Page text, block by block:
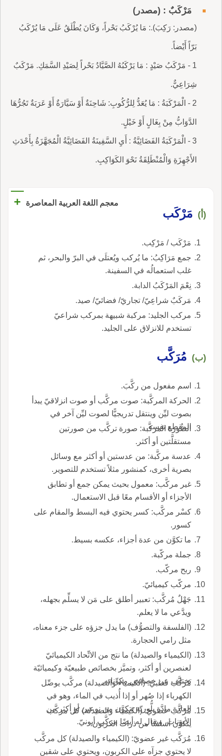
مَرْكَبٌ : (مصدر)
(مصدر: رَكِبَ).: مَا يُرْكَبُ بَحْراً، وَكَانَ يُطْلَقُ عَلَى مَا يُرْكَبُ
بَرّاً أَيْضاً.
1 - مَرْكَبُ صَيْدٍ : مَا يَرْكَبُهُ الصَّيَّادُ بَحْراً لِصَيْدِ السَّمَكِ. مَرْكَبٌ
شِرَاعِيٌّ.
2 - الْمَرْكَبَةُ : مَا يُعَدُّ لِلرُّكُوبِ: شَاحِنَةٌ أَوْ سَيَّارَةٌ أَوْ عَرَبَةٌ تَجُرُّهَا
الدَّوَابُّ مِنْ بِغَالٍ أَوْ خَيْلٍ.
3 - الْمَرْكَبَةُ الفَضَائِيَّةُ : أَيِ السَّفِينَةُ الفَضَائِيَّةُ الْمُجَهَّزَةُ بِأَحْدَثِ
الأَجْهِزَةِ وَالْمُنْطَلِقَةُ نَحْوَ الكَوَاكِبِ.
معجم اللغة العربية المعاصرة +
(أ) مَرْكَب
مَرْكَب / مَرْكِب.
جمع مَرَاكِبُ: ما يُركب ويُعتلَى في البرّ والبحر، ثم
غلب استعمالُه في السفينة.
نِعْمَ المَرْكَبُ الدابة.
مَركَبٌ شراعِيّ/ تجاريّ/ فضائيّ/ صيد.
مركب الجليد: مركبة شبيهة بمركب شراعيّ
تستخدم للانزلاق على الجليد.
(ب) مُرَكَّب
اسم مفعول من ركَّبَ.
الحركة المركَّبة: صوت مركَّب أو صوت انزلاقيّ يبدأ
بصوت ليِّن وينتقل تدريجيًّا لصوت ليِّن آخر في
المقطع نفسه.
الصُّورة المركَّبة: صورة تركَّب من صورتين
مستقلَّتين أو أكثر.
عدسة مركَّبة: من عدستين أو أكثر مع وسائل
بصرية أخرى، كمنشور مثلاً تستخدم للتصوير.
غير مركَّب: معمول بحيث يمكن جمع أو تطابق
الأجزاء أو الأقسام معًا قبل الاستعمال.
كسْر مركَّب: كسر يحتوي فيه البسط والمقام على
كسور.
ما تكوَّن من عدة أجزاء، عكسه بسيط.
جملة مركّبة.
ربح مركّب.
مركّب كيميائيّ.
جَهْلٌ مُركَّب: تعبير أطلق على مَن لا يسلِّم بجهله،
ويدَّعي ما لا يعلم.
(الفلسفة والتصوُّف) ما يدل جزؤه على جزء معناه،
مثل رامي الحجارة.
(الكيمياء والصيدلة) ما نتج من الاتِّحاد الكيميائيّ
لعنصرين أو أكثر، وتميَّز بخصائص طبيعيّة وكيميائيّة
تختلف عن خصائص مكوِّناته.
مُرَكَّب قطبيّ: (الكيمياء والصيدلة) مركَّب يوصِّل
الكهرباء إذا صُهر أو إذا أُذيب في الماء، وهو في
العادة مادَّة بلُّوريّة تتكوَّن من نوعين أو أكثر من
الأيونات، ويقال له أيضًا مركَّب أيونيّ.
مُرَكَّب عضويّ: (الكيمياء والصيدلة) كل مركَّب
يتكوَّن أساسًا من ذرات الكربون.
مُرَكَّب غير عضويّ: (الكيمياء والصيدلة) كل مركَّب
لا يحتوي جزآه على الكربون، ويحتوي على شقين